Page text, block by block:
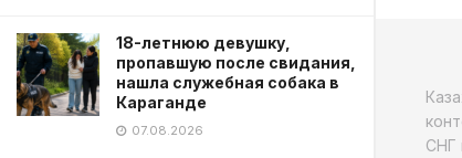
18-летнюю девушку,
пропавшую после свидания,
нашла служебная собака в
Караганде
07.08.2026
СНГ